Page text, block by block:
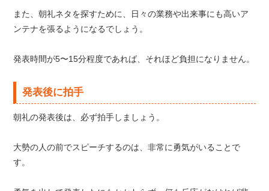
また、朝礼ネタを探すために、日々の業務や出来事にも高いア
ンテナを張るようになるでしょう。
発表時間が5〜15分程度であれば、それほど負担になりません。
発表後に拍手
朝礼の発表後は、必ず拍手しましょう。
大勢の人の前でスピーチするのは、非常に勇気がいることで
す。